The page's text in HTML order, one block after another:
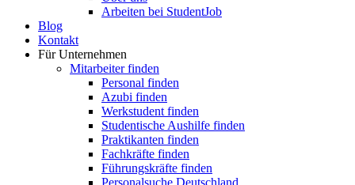
Arbeiten bei StudentJob
Blog
Kontakt
Für Unternehmen
Mitarbeiter finden
Personal finden
Azubi finden
Werkstudent finden
Studentische Aushilfe finden
Praktikanten finden
Fachkräfte finden
Führungskräfte finden
Personalsuche Deutschland